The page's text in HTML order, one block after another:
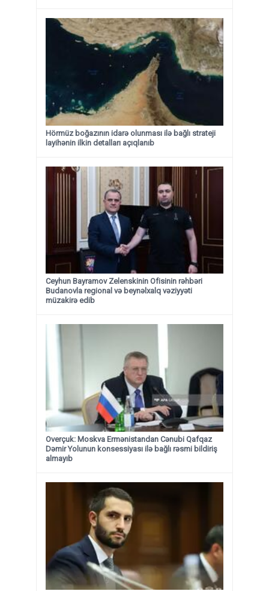
Hörmüz boğazının idarə olunması ilə bağlı strateji
layihənin ilkin detalları açıqlanıb
Ceyhun Bayramov Zelenskinin Ofisinin rəhbəri
Budanovla regional və beynəlxalq vəziyyəti
müzakirə edib
Overçuk: Moskva Ermənistandan Cənubi Qafqaz
Dəmir Yolunun konsessiyası ilə bağlı rəsmi bildiriş
almayıb